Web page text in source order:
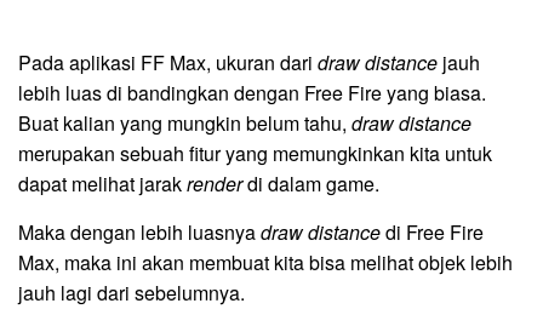
Pada aplikasi FF Max, ukuran dari draw distance jauh
lebih luas di bandingkan dengan Free Fire yang biasa.
Buat kalian yang mungkin belum tahu, draw distance
merupakan sebuah fitur yang memungkinkan kita untuk
dapat melihat jarakrenderdi dalam game.
Maka dengan lebih luasnyadraw distancedi Free Fire
Max, maka ini akan membuat kita bisa melihat objek lebih
jauh lagi dari sebelumnya.